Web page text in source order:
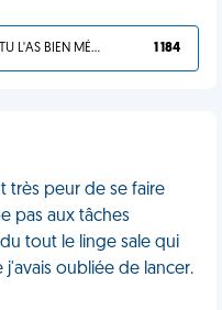
TU L'AS BIEN MÉRITÉ 1 184
très peur de se faire
pas aux tâches
tout le linge sale qui
j'avais oubliée de lancer.